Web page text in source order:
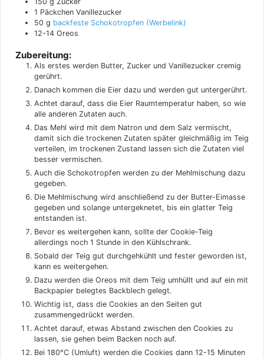
1 Päckchen Vanillezucker
50 g backfeste Schokotropfen
12-14 Oreos
Zubereitung:
Als erstes werden Butter, Zucker und Vanillezucker cremig
gerührt.
Danach kommen die Eier dazu und werden gut untergerührt.
Achtet darauf, dass die Eier Raumtemperatur haben, so wie
alle anderen Zutaten auch.
Das Mehl wird mit dem Natron und dem Salz vermischt,
damit sich die trockenen Zutaten später gleichmäßig im Teig
verteilen, im trockenen Zustand lassen sich die Zutaten viel
besser vermischen.
Auch die Schokotropfen werden zu der Mehlmischung dazu
gegeben.
Die Mehlmischung wird anschließend zu der Butter-Eimasse
gegeben und solange untergeknetet, bis ein glatter Teig
entstanden ist.
Bevor es weitergehen kann, sollte der Cookie-Teig
allerdings noch 1 Stunde in den Kühlschrank.
Sobald der Teig gut durchgehkühlt und fester geworden ist,
kann es weitergehen.
Dazu werden die Oreos mit dem Teig umhüllt und auf ein mit
Backpapier belegtes Backblech gelegt.
Wichtig ist, dass die Cookies an den Seiten gut
zusammengedrückt werden.
Achtet darauf, etwas Abstand zwischen den Cookies zu
lassen, sie gehen beim Backen noch auf.
Bei 180°C (Umluft) werden die Cookies dann 12-15 Minuten